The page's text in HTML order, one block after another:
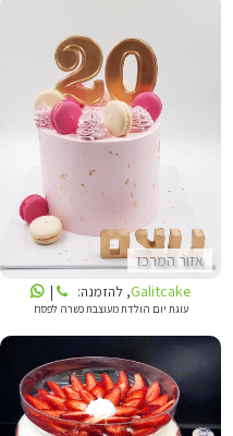
אזור המרכז
GALITCAKE
Galitcake, להזמנה: |
עוגת יום הולדת מעוצבת כשרה לפסח